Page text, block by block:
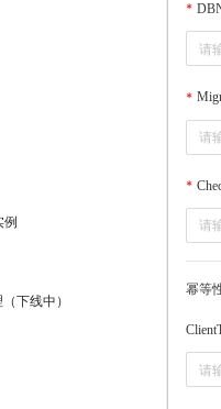
例
下线中）
幂等